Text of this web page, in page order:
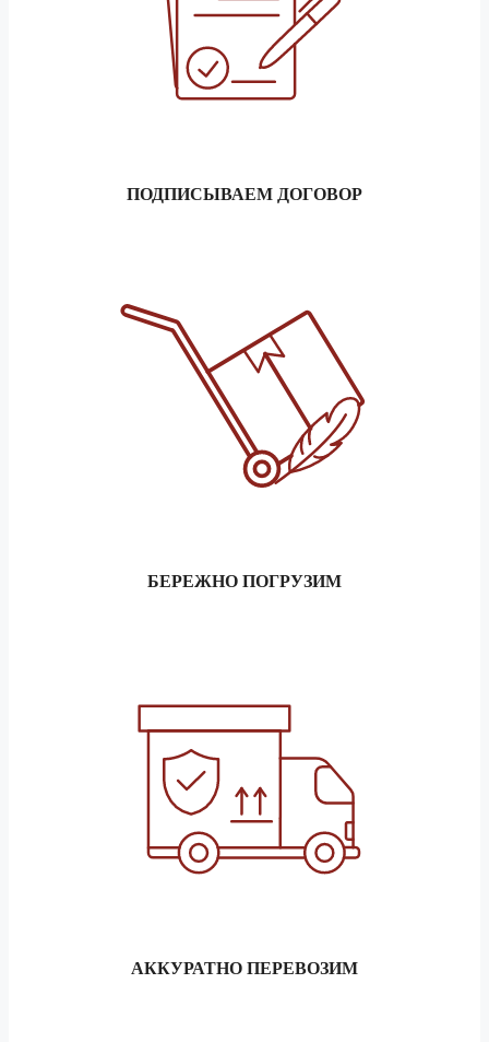
ПОДПИСЫВАЕМ ДОГОВОР
БЕРЕЖНО ПОГРУЗИМ
АККУРАТНО ПЕРЕВОЗИМ